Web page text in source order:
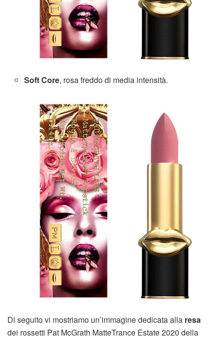
Soft Core, rosa freddo di media intensità.
Di seguito vi mostriamo un’immagine dedicata alla resa
dei rossetti Pat McGrath MatteTrance Estate 2020 della